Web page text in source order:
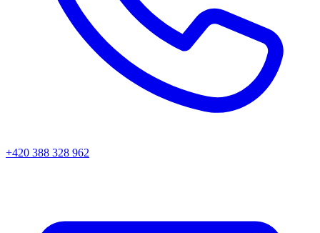
+420 388 328 962